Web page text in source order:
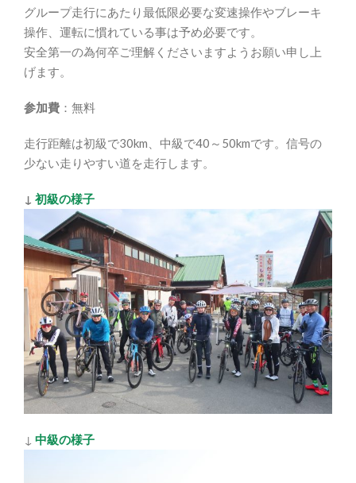
グループ走行にあたり最低限必要な変速操作やブレーキ
操作、運転に慣れている事は予め必要です。
安全第一の為何卒ご理解くださいますようお願い申し上
げます。
参加費 ：無料
走行距離は初級で30km、中級で40～50kmです。信号の
少ない走りやすい道を走行します。
↓ 初級の様子
↓ 中級の様子